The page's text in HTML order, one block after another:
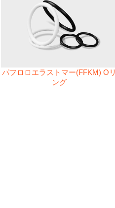
パフロロエラストマー(FFKM) Oリ
ング